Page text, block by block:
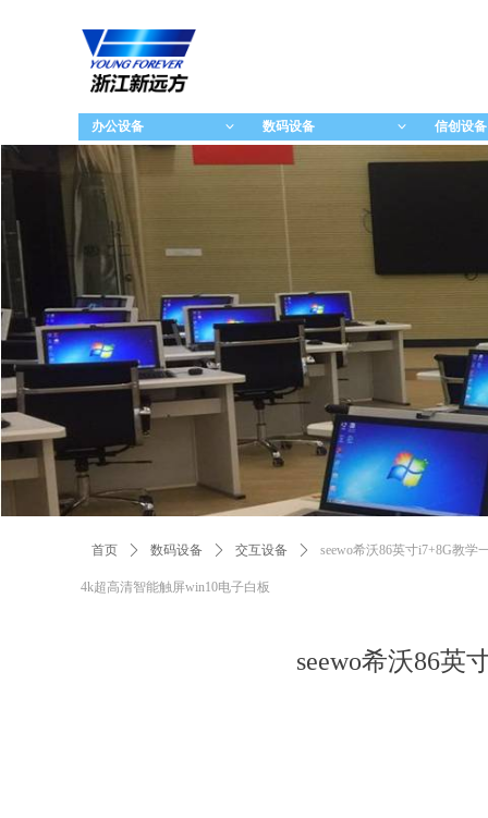
ꀁ
办公设备 ꀁ
数码设备 信创设备
首页 ꄲ 数码设备 ꄲ 交互设备 ꄲ seewo希沃86英寸i7+8G教学
4k超高清智能触屏win10电子白板
seewo希沃86英